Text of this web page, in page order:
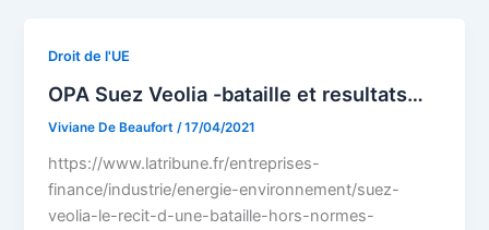
Droit de l'UE
OPA Suez Veolia -bataille et resultats…
Viviane De Beaufort /17/04/2021
https://www.latribune.fr/entreprises-
finance/industrie/energie-environnement/suez-
veolia-le-recit-d-une-bataille-hors-normes-